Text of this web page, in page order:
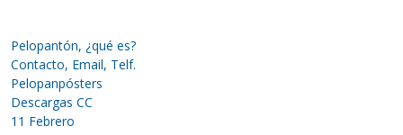
Pelopantón, ¿qué es?
Contacto, Email, Telf.
Pelopanpósters
Descargas CC
11 Febrero